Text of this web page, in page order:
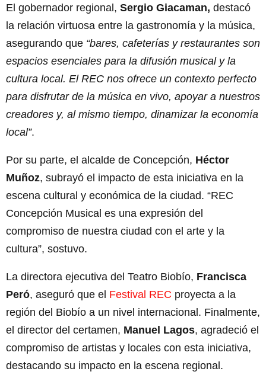
El gobernador regional, Sergio Giacaman, destacó
la relación virtuosa entre la gastronomía y la música,
asegurando que “bares, cafeterías y restaurantes son
espacios esenciales para la difusión musical y la
cultura local. El REC nos ofrece un contexto perfecto
para disfrutar de la música en vivo, apoyar a nuestros
creadores y, al mismo tiempo, dinamizar la economía
local”.
Por su parte, el alcalde de Concepción, Héctor
Muñoz, subrayó el impacto de esta iniciativa en la
escena cultural y económica de la ciudad. “REC
Concepción Musical es una expresión del
compromiso de nuestra ciudad con el arte y la
cultura”, sostuvo.
La directora ejecutiva del Teatro Biobío, Francisca
Peró, aseguró que el Festival REC proyecta a la
región del Biobío a un nivel internacional. Finalmente,
el director del certamen, Manuel Lagos, agradeció el
compromiso de artistas y locales con esta iniciativa,
destacando su impacto en la escena regional.